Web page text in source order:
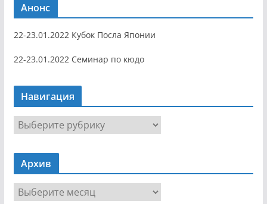
Анонс
22-23.01.2022 Кубок Посла Японии
22-23.01.2022 Семинар по кюдо
Навигация
Н
а
в
г
Архив